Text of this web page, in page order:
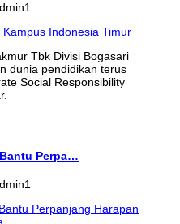
Tbk Divisi Bogasari
dunia pendidikan terus
Social Responsibility
Perpa…